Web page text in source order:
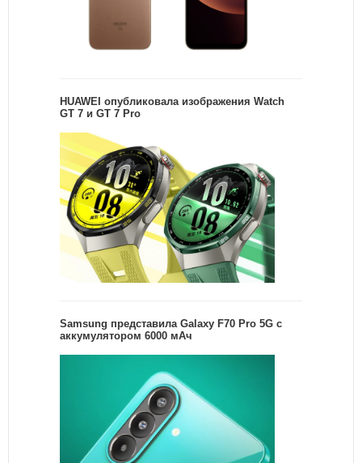
HUAWEI опубликовала изображения Watch
GT 7 и GT 7 Pro
Samsung представила Galaxy F70 Pro 5G с
аккумулятором 6000 мАч